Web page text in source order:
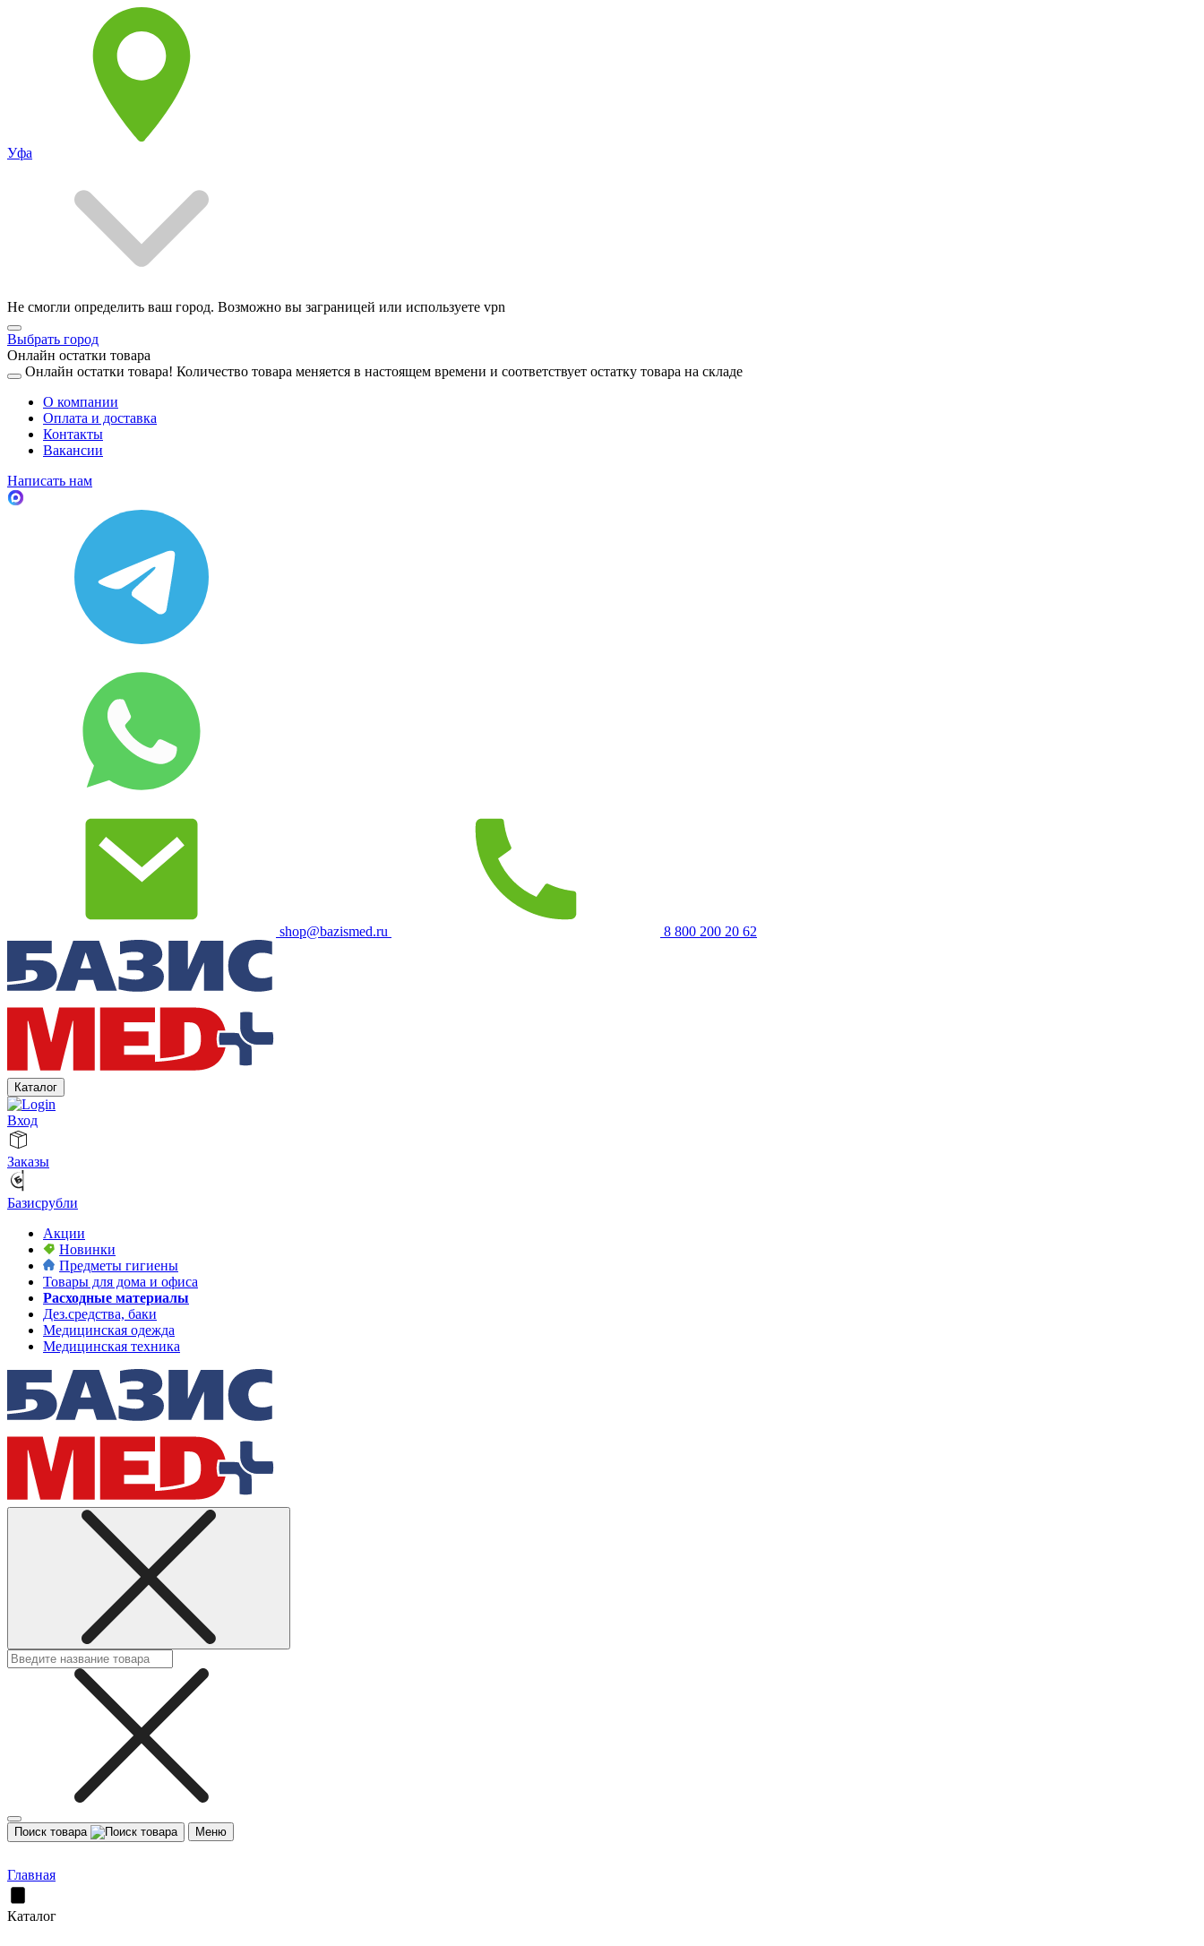
Уфа
Не смогли определить ваш город. Возможно вы заграницей или используете vpn
Выбрать город
Онлайн остатки товара
Онлайн остатки товара! Количество товара меняется в настоящем времени и соответствует остатку товара на складе
О компании
Оплата и доставка
Контакты
Вакансии
Написать нам
shop@bazismed.ru 8 800 200 20 62
Каталог
Вход
Заказы
Базисрубли
Акции
Новинки
Предметы гигиены
Товары для дома и офиса
Расходные материалы
Дез.средства, баки
Медицинская одежда
Медицинская техника
Поиск товара Меню
Главная
Каталог